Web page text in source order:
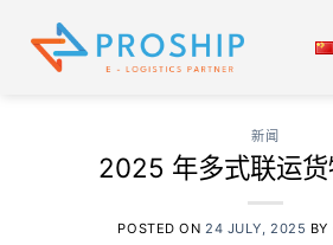
新闻
2025 年多式联运
POSTED ON 24 JULY, 2025 BY